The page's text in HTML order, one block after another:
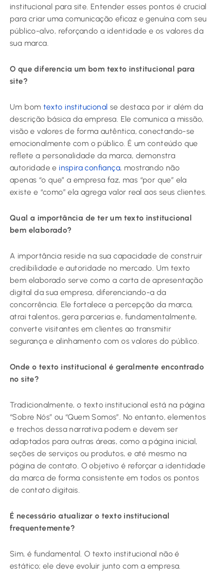
institucional para site. Entender esses pontos é crucial
para criar uma comunicação eficaz e genuína com seu
público-alvo, reforçando a identidade e os valores da
sua marca.
O que diferencia um bom texto institucional para
site?
Um bom texto institucional se destaca por ir além da
descrição básica da empresa. Ele comunica a missão,
visão e valores de forma autêntica, conectando-se
emocionalmente com o público. É um conteúdo que
reflete a personalidade da marca, demonstra
autoridade e inspira confiança, mostrando não
apenas “o que” a empresa faz, mas “por que” ela
existe e “como” ela agrega valor real aos seus clientes.
Qual a importância de ter um texto institucional
bem elaborado?
A importância reside na sua capacidade de construir
credibilidade e autoridade no mercado. Um texto
bem elaborado serve como a carta de apresentação
digital da sua empresa, diferenciando-a da
concorrência. Ele fortalece a percepção da marca,
atrai talentos, gera parcerias e, fundamentalmente,
converte visitantes em clientes ao transmitir
segurança e alinhamento com os valores do público.
Onde o texto institucional é geralmente encontrado
no site?
Tradicionalmente, o texto institucional está na página
“Sobre Nós” ou “Quem Somos”. No entanto, elementos
e trechos dessa narrativa podem e devem ser
adaptados para outras áreas, como a página inicial,
seções de serviços ou produtos, e até mesmo na
página de contato. O objetivo é reforçar a identidade
da marca de forma consistente em todos os pontos
de contato digitais.
É necessário atualizar o texto institucional
frequentemente?
Sim, é fundamental. O texto institucional não é
estático; ele deve evoluir junto com a empresa.